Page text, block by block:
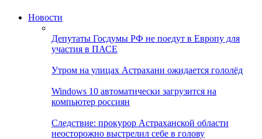
Новости
Депутаты Госдумы РФ не поедут в Европу для
участия в ПАСЕ
Утром на улицах Астрахани ожидается гололёд
Windows 10 автоматически загрузится на
компьютер россиян
Следствие: прокурор Астраханской области
неосторожно выстрелил себе в голову